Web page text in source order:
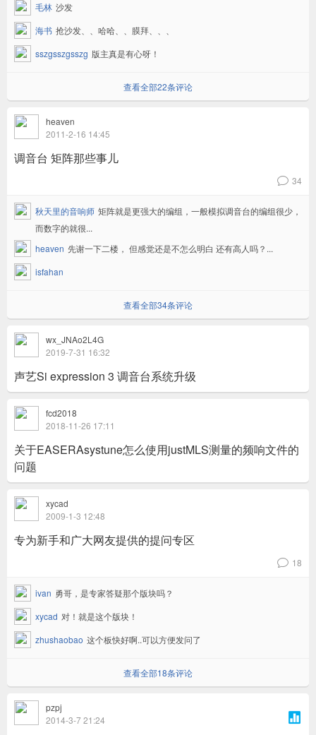
毛林 沙发
海书 抢沙发、、哈哈、、膜拜、、、
sszgsszgsszg 版主真是有心呀！
查看全部22条评论
heaven
2011-2-16 14:45
调音台 矩阵那些事儿
v 34
秋天里的音响师 矩阵就是更强大的编组，一般模拟调音台的编组很少，
而数字的就很...
heaven 先谢一下二楼， 但感觉还是不怎么明白 还有高人吗？...
isfahan
查看全部34条评论
wx_JNAo2L4G
2019-7-31 16:32
声艺Si expression 3 调音台系统升级
fcd2018
2018-11-26 17:11
关于EASERAsystune怎么使用justMLS测量的频响文件的
问题
xycad
2009-1-3 12:48
专为新手和广大网友提供的提问专区
v 18
ivan 勇哥，是专家答疑那个版块吗？
xycad 对！就是这个版块！
zhushaobao 这个板快好啊..可以方便发问了
查看全部18条评论

pzpj
2014-3-7 21:24